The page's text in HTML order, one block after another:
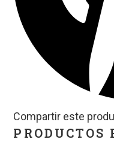
Compartir este
PRODUCTOS